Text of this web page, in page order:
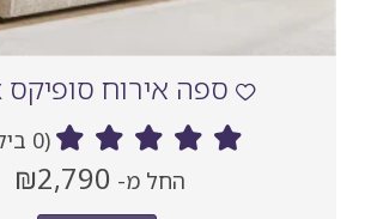
ספה אירוח סופיקס Sofix
(0 ביקורות)
החל מ- מחיר
₪2,790